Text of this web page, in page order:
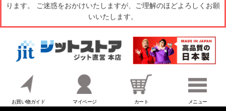
ります。 ご迷惑をおかけいたしますが、ご理解のほどよろしくお願
いいたします。
お買い物ガイド マイページ カート メニュー